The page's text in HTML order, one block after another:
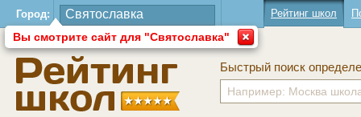
Город:
Вы смотрите сайт для "Святославка"
Рейтинг школ
Быстрый поиск